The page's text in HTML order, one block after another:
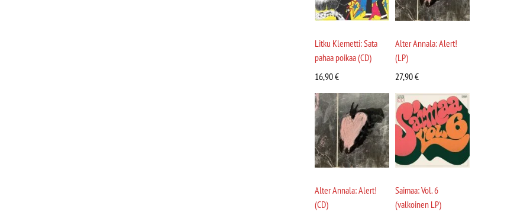
Litku Klemetti: Sata
pahaa poikaa (CD)
16,90€
Alter Annala: Alert!
(LP)
27,90€
Alter Annala: Alert!
(CD)
Saimaa: Vol. 6
(valkoinen LP)